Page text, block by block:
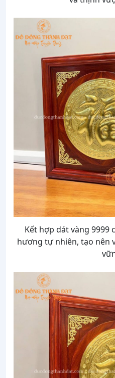
Kết hợp dát vàng 9999
hương tự nhiên, tạo nên